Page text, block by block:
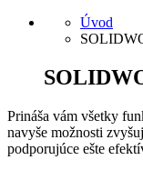
Úvod
Prináša vám všetky
navyše možnosti
podporujúce ešte